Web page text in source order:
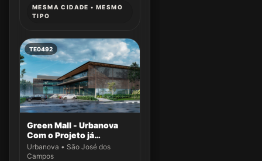
MESMA CIDADE • MESMO
TIPO
TE0492
Green Mall - Urbanova
Com o Projeto já
aprovado
Urbanova • São José dos
Campos